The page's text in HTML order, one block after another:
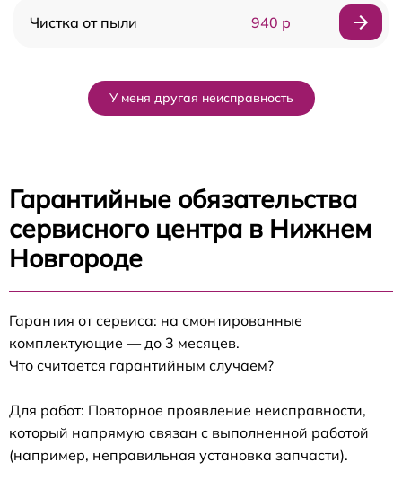
Чистка от пыли 940 р
У меня другая неисправность
Гарантийные обязательства
сервисного центра в Нижнем
Новгороде
Гарантия от сервиса: на смонтированные
комплектующие — до 3 месяцев.
Что считается гарантийным случаем?
Для работ: Повторное проявление неисправности,
который напрямую связан с выполненной работой
(например, неправильная установка запчасти).